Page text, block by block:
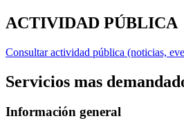
ACTIVIDAD PÚBLICA
Consultar actividad pública (noticias,
Servicios mas
Información general